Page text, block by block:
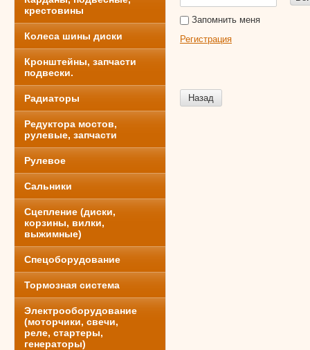
крестовины
Колеса шины диски
Кронштейны, запчасти
подвески.
Радиаторы
Редуктора мостов,
рулевые, запчасти
Рулевое
Сальники
Сцепление (диски,
корзины, вилки,
выжимные)
Спецоборудование
Тормозная система
Электрооборудование
(моторчики, свечи,
реле, стартеры,
генераторы)
Запомнить меня
Регистрация
Назад